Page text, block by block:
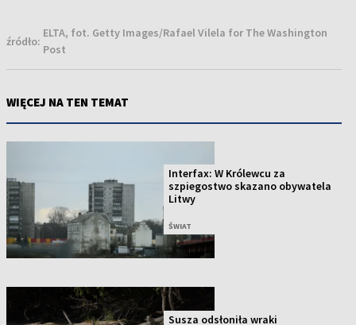
źródło:
ELTA, fot. Getty Images/Rafael Vilela for The Washington
Post
WIĘCEJ NA TEN TEMAT
Interfax: W Królewcu za
szpiegostwo skazano obywatela
Litwy
ŚWIAT
Susza odsłoniła wraki